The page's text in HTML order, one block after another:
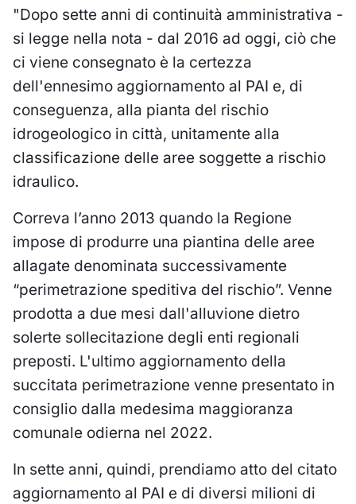
"Dopo sette anni di continuità amministrativa -
si legge nella nota - dal 2016 ad oggi, ciò che
ci viene consegnato è la certezza
dell'ennesimo aggiornamento al PAI e, di
conseguenza, alla pianta del rischio
idrogeologico in città, unitamente alla
classificazione delle aree soggette a rischio
idraulico.
Correva l’anno 2013 quando la Regione
impose di produrre una piantina delle aree
allagate denominata successivamente
“perimetrazione speditiva del rischio”. Venne
prodotta a due mesi dall'alluvione dietro
solerte sollecitazione degli enti regionali
preposti. L'ultimo aggiornamento della
succitata perimetrazione venne presentato in
consiglio dalla medesima maggioranza
comunale odierna nel 2022.
In sette anni, quindi, prendiamo atto del citato
aggiornamento al PAI e di diversi milioni di